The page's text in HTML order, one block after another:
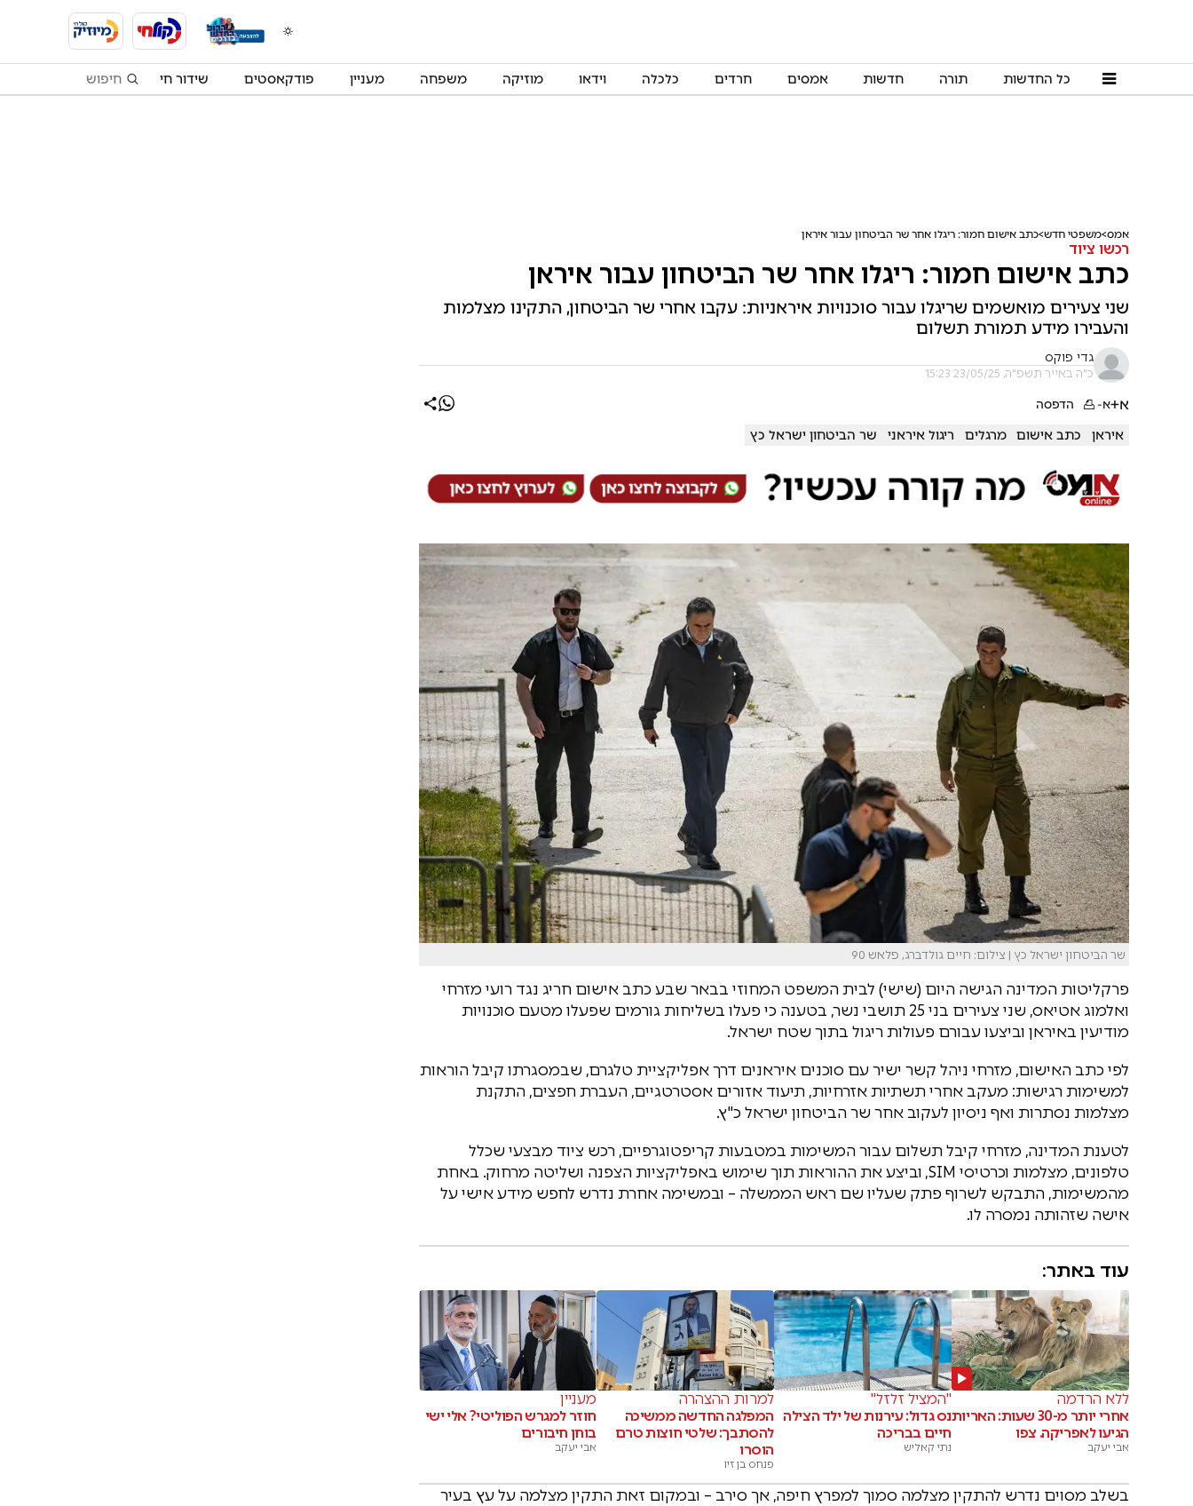
כל החדשות תורה חדשות אמסים חרדים כלכלה וידאו מוזיקה משפחה מעניין פודקאסטים שידור חי
אמס משפטי חדש כתב אישום חמור: ריגלו אחר שר הביטחון עבור איראן
רכשו ציוד
כתב אישום חמור: ריגלו אחר שר הביטחון עבור איראן
שני צעירים מואשמים שריגלו עבור סוכנויות איראניות: עקבו אחרי שר הביטחון, התקינו מצלמות
והעבירו מידע תמורת תשלום
גדי פוקס
כ"ה באייר תשפ"ה, 23/05/25 15:23
א+א- הדפסה
איראן כתב אישום מרגלים ריגול איראני שר הביטחון ישראל כץ
שר הביטחון ישראל כץ | צילום: חיים גולדברג, פלאש 90
פרקליטות המדינה הגישה היום (שישי) לבית המשפט המחוזי בבאר שבע כתב אישום חריג נגד רועי מזרחי
ואלמוג אטיאס, שני צעירים בני 25 תושבי נשר, בטענה כי פעלו בשליחות גורמים שפעלו מטעם סוכנויות
מודיעין באיראן וביצעו עבורם פעולות ריגול בתוך שטח ישראל.
לפי כתב האישום, מזרחי ניהל קשר ישיר עם סוכנים איראנים דרך אפליקציית טלגרם, שבמסגרתו קיבל הוראות
למשימות רגישות: מעקב אחרי תשתיות אזרחיות, תיעוד אזורים אסטרטגיים, העברת חפצים, התקנת
מצלמות נסתרות ואף ניסיון לעקוב אחר שר הביטחון ישראל כ"ץ.
לטענת המדינה, מזרחי קיבל תשלום עבור המשימות במטבעות קריפטוגרפיים, רכש ציוד מבצעי שכלל
טלפונים, מצלמות וכרטיסי SIM, וביצע את ההוראות תוך שימוש באפליקציות הצפנה ושליטה מרחוק. באחת
מהמשימות, התבקש לשרוף פתק שעליו שם ראש הממשלה – ובמשימה אחרת נדרש לחפש מידע אישי על
אישה שזהותה נמסרה לו.
עוד באתר:
ללא הרדמה
אחרי יותר מ-30 שעות: האריות
הגיעו לאפריקה. צפו
אבי יעקב
"המציל זלזל"
נס גדול: עירנות של ילד הצילה
חיים בבריכה
נתי קאליש
למרות ההצהרה
המפלגה החדשה ממשיכה
להסתבך: שלטי חוצות טרם
הוסרו
פנחס בן זיו
מעניין
חוזר למגרש הפוליטי? אלי ישי
בוחן חיבורים
אבי יעקב
בשלב מסוים נדרש להתקין מצלמה סמוך למפרץ חיפה, אך סירב – ובמקום זאת התקין מצלמה על עץ בעיר